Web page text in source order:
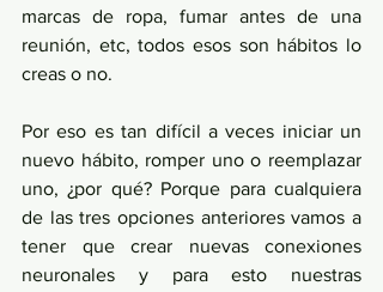
marcas de ropa, fumar antes de una
reunión, etc, todos esos son hábitos lo
creas o no.
Por eso es tan difícil a veces iniciar un
nuevo hábito, romper uno o reemplazar
uno, ¿por qué? Porque para cualquiera
de las tres opciones anteriores vamos a
tener que crear nuevas conexiones
neuronales y para esto nuestras